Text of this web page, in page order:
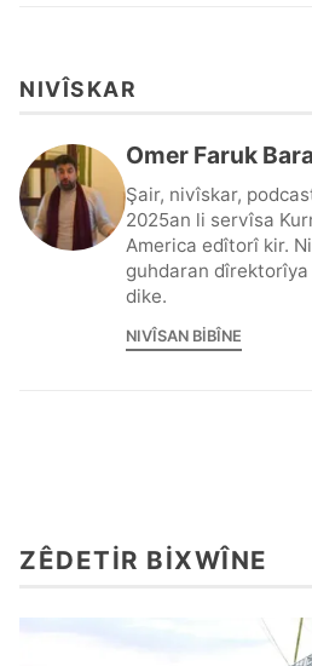
NIVÎSKAR
Omer Faruk
Şair, nivîskar,
2025an li servîsa
America edîtorî kir.
guhdaran
dike.
NIVÎSAN BIBÎNE
ZÊDETIR BIXWÎNE